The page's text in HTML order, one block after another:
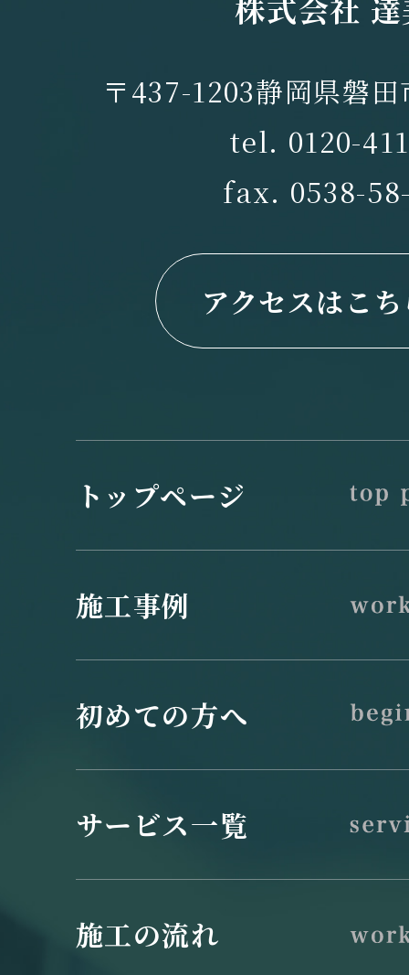
〒437-1203静岡県磐
tel. 0120-
fax. 0538-
アクセスはこ
トップページ
施工事例
初めての方へ
サービス一覧
施工の流れ